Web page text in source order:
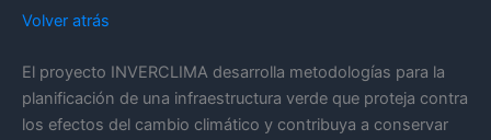
Volver atrás
El proyecto INVERCLIMA desarrolla metodologías para la
planificación de una infraestructura verde que proteja contra
los efectos del cambio climático y contribuya a conservar